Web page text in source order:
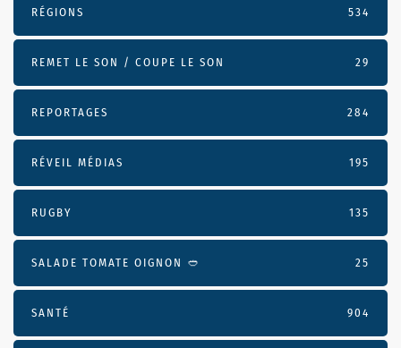
RÉGIONS 534
REMET LE SON / COUPE LE SON 29
REPORTAGES 284
RÉVEIL MÉDIAS 195
RUGBY 135
SALADE TOMATE OIGNON 🥙 25
SANTÉ 904